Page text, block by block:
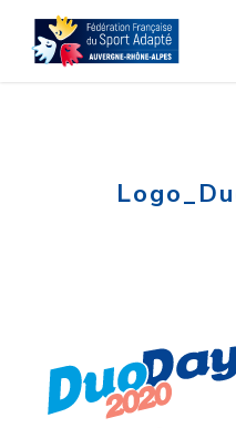
main
content